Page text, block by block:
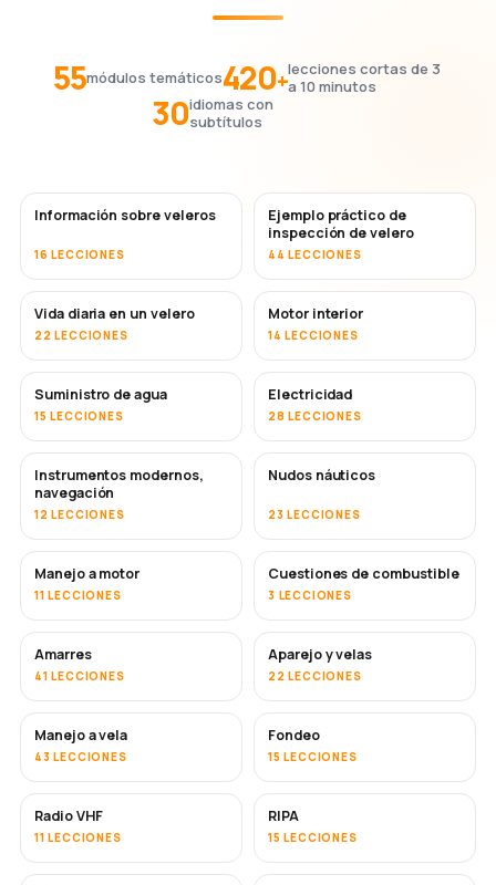
55módulos temáticos420+lecciones cortas de 3
a 10 minutos
30idiomas con
subtítulos
Información sobre veleros
16 LECCIONES
Ejemplo práctico de
inspección de velero
44 LECCIONES
Vida diaria en un velero
22 LECCIONES
Motor interior
14 LECCIONES
Suministro de agua
15 LECCIONES
Electricidad
28 LECCIONES
Instrumentos modernos,
navegación
12 LECCIONES
Nudos náuticos
23 LECCIONES
Manejo a motor
11 LECCIONES
Cuestiones de combustible
3 LECCIONES
Amarres
41 LECCIONES
Aparejo y velas
22 LECCIONES
Manejo a vela
43 LECCIONES
Fondeo
15 LECCIONES
Radio VHF
11 LECCIONES
RIPA
15 LECCIONES